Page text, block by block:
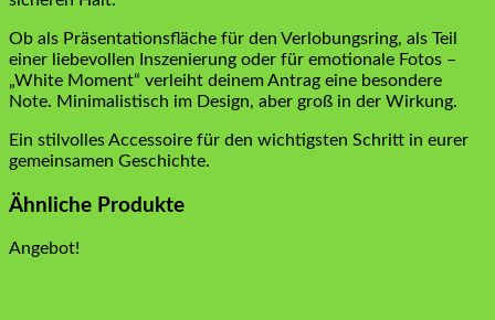
Ob als Präsentationsfläche für den Verlobungsring, als Teil
einer liebevollen Inszenierung oder für emotionale Fotos –
„White Moment“ verleiht deinem Antrag eine besondere
Note. Minimalistisch im Design, aber groß in der Wirkung.
Ein stilvolles Accessoire für den wichtigsten Schritt in eurer
gemeinsamen Geschichte.
Ähnliche Produkte
Angebot!